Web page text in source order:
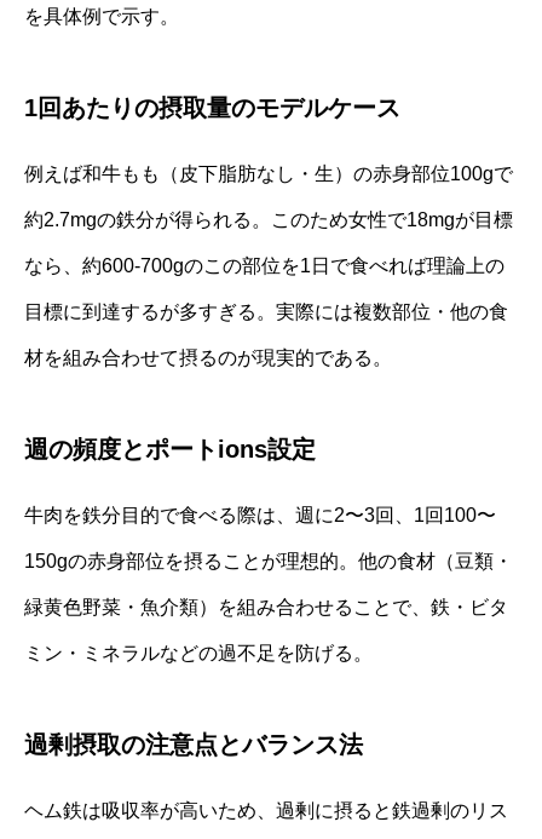
を具体例で示す。
1回あたりの摂取量のモデルケース
例えば和牛もも（皮下脂肪なし・生）の赤身部位100gで
約2.7mgの鉄分が得られる。このため女性で18mgが目標
なら、約600-700gのこの部位を1日で食べれば理論上の
目標に到達するが多すぎる。実際には複数部位・他の食
材を組み合わせて摂るのが現実的である。
週の頻度とポートions設定
牛肉を鉄分目的で食べる際は、週に2〜3回、1回100〜
150gの赤身部位を摂ることが理想的。他の食材（豆類・
緑黄色野菜・魚介類）を組み合わせることで、鉄・ビタ
ミン・ミネラルなどの過不足を防げる。
過剰摂取の注意点とバランス法
ヘム鉄は吸収率が高いため、過剰に摂ると鉄過剰のリス